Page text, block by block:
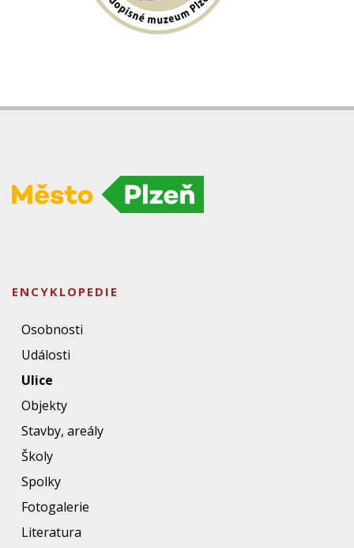
ENCYKLOPEDIE
Osobnosti
Události
Ulice
Objekty
Stavby, areály
Školy
Spolky
Fotogalerie
Literatura